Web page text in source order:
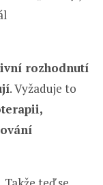
rozhodnutí
. Vyžaduje to